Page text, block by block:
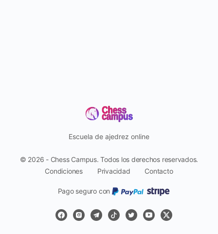
Escuela de ajedrez online
© 2026 - Chess Campus. Todos los derechos reservados.
Condiciones
Privacidad Contacto
Pago seguro con